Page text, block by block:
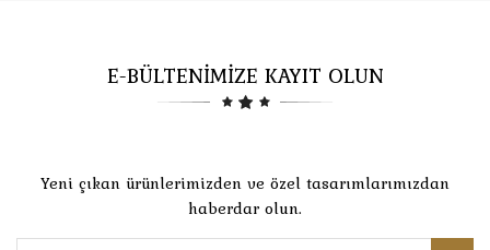
E-BÜLTENİMİZE KAYIT OLUN
Yeni çıkan ürünlerimizden ve özel tasarımlarımızdan
haberdar olun.